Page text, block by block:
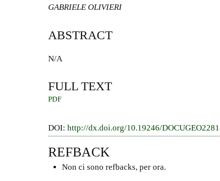
GABRIELE OLIVIERI
ABSTRACT
N/A
FULL TEXT
PDF
DOI: http://dx.doi.org/10.19246/
REFBACK
Non ci sono refbacks, per ora.